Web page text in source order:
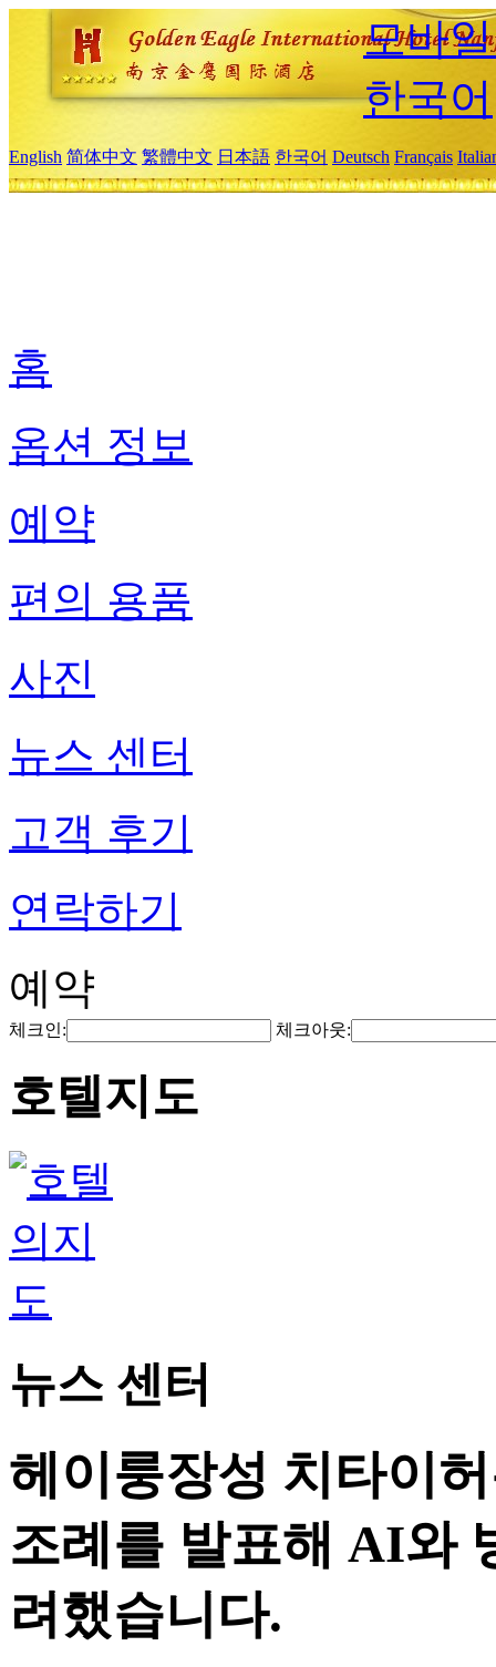
모바
한국어
English 简体中文 繁體中文 日本語 한국어 Deutsch Français
홈
옵션 정보
예약
편의 용품
사진
뉴스 센터
고객 후기
연락하기
예약
체크인: 체크아웃:
호텔지도
뉴스 센터
헤이룽장성 치타이
조례를 발표해 AI와
려했습니다.